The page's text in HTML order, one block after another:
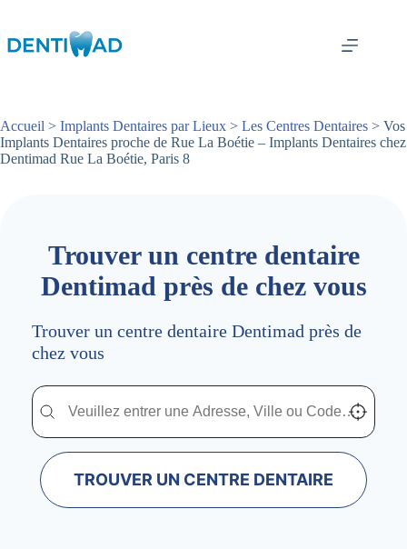
contenu
Accueil > Implants Dentaires par Lieux > Les Centres Dentaires > Vos
Implants Dentaires proche de Rue La Boétie – Implants Dentaires chez
Dentimad Rue La Boétie, Paris 8
Trouver un centre dentaire
Dentimad près de chez vous
Trouver un centre dentaire Dentimad près de
chez vous
Trouver un centre dentaire Dentimad près de
Trouver un centre dentaire Dentimad près de chez vous Localisez-
TROUVER UN CENTRE DENTAIRE